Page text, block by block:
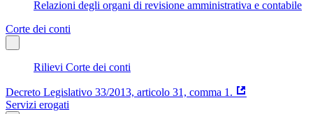
Relazioni degli organi di revisione amministrativa e contabile
Corte dei conti
Rilievi Corte dei conti
Decreto Legislativo 33/2013, articolo 31, comma 1.
Servizi erogati